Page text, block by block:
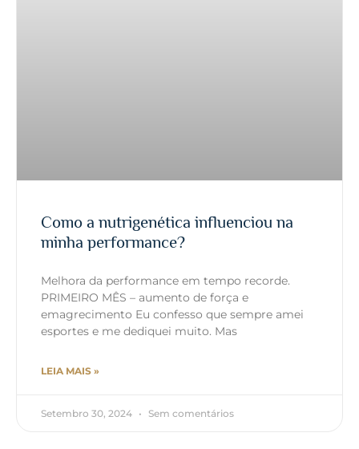
Como a nutrigenética influenciou na
minha performance?
Melhora da performance em tempo recorde.
PRIMEIRO MÊS – aumento de força e
emagrecimento Eu confesso que sempre amei
esportes e me dediquei muito. Mas
LEIA MAIS »
Setembro 30, 2024 Sem comentários